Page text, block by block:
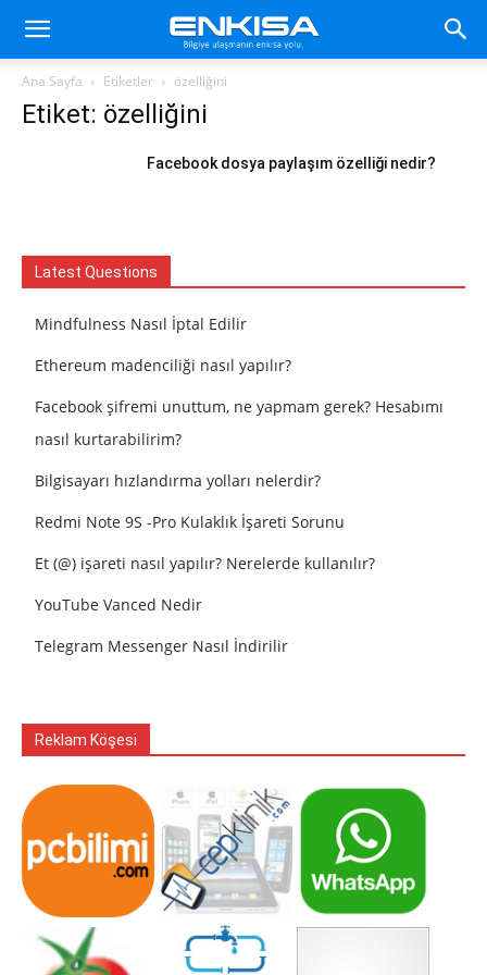
Ana Sayfa Etiketler özelliğini
Etiket: özelliğini
Facebook dosya paylaşım özelliği nedir?
Latest Questions
Mindfulness Nasıl İptal Edilir
Ethereum madenciliği nasıl yapılır?
Facebook şifremi unuttum, ne yapmam gerek? Hesabımı
nasıl kurtarabilirim?
Bilgisayarı hızlandırma yolları nelerdir?
Redmi Note 9S -Pro Kulaklık İşareti Sorunu
Et (@) işareti nasıl yapılır? Nerelerde kullanılır?
YouTube Vanced Nedir
Telegram Messenger Nasıl İndirilir
Reklam Köşesi